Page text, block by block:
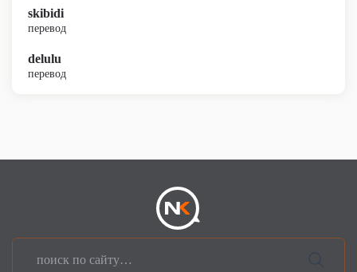
skibidi
перевод
delulu
перевод